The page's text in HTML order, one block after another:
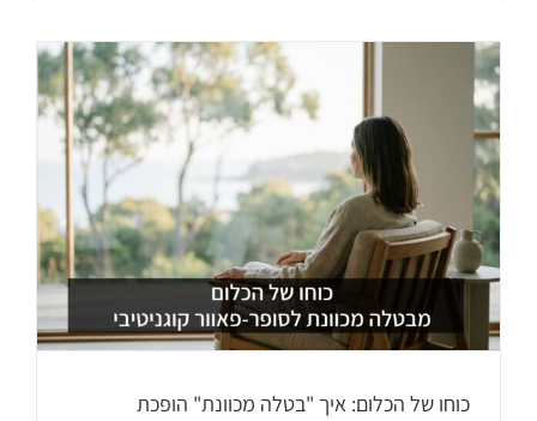
כוחו של הכלום: איך "בטלה מכוונת" הופכת